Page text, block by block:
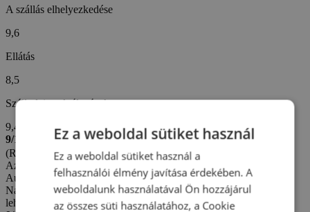
A szállás elhelyezkedése
9,6
Ellátás
8,5
Szállodai szolgáltatások
9,4
9/10
(Roman C. -
Cseh)
Az értékelés létrehozva: 3. 8. 2026
Automatikus fordítás (Eredeti megjelenítése)
Nagy volt a hőség, és a medence vize is túl meleg volt, így nem
lehetett benne sokáig tartózkodni.
Ez a weboldal sütiket használ
Ez a weboldal sütiket használ a
felhasználói élmény javítása érdekében. A
weboldalunk használatával Ön hozzájárul
az összes süti használatához, a Cookie